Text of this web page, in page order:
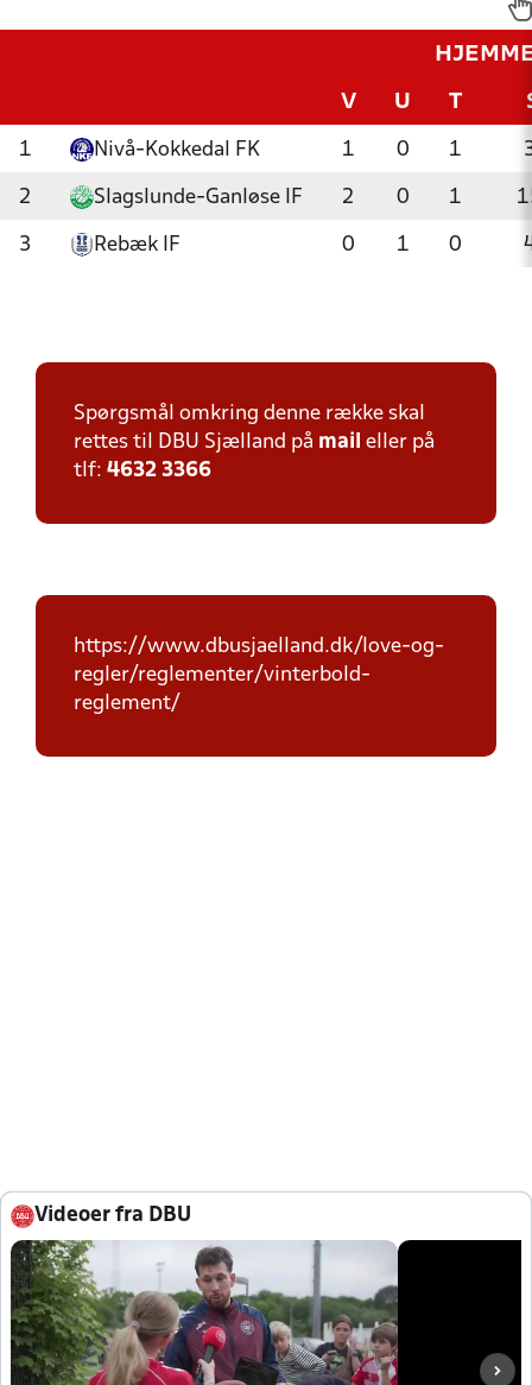
V U T
1 Nivå-Kokkedal FK 1 0 1
2 Slagslunde-Ganløse IF 2 0 1
3 Rebæk IF 0 1 0
Spørgsmål omkring denne række skal
rettes til DBU Sjælland på mail eller på
tlf: 4632 3366
https://www.dbusjaelland.dk/love-og-
regler/reglementer/vinterbold-
reglement/
Videoer fra DBU